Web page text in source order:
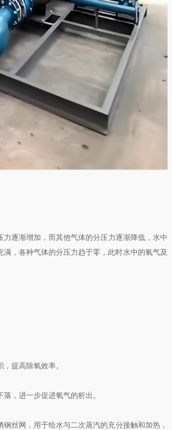
逐渐增加，而其他气体的分压力逐渐降低，水中
，各种气体的分压力趋于零，此时水中的氧气及
提高除氧效率。
，进一步促进氧气的析出。
丝网，用于给水与二次蒸汽的充分接触和加热，